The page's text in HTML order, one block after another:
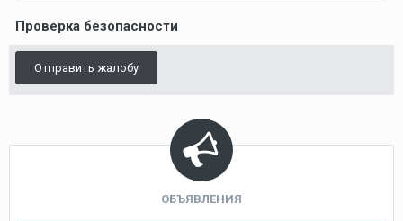
Проверка безопасности
Отправить жалобу
ОБЪЯВЛЕНИЯ